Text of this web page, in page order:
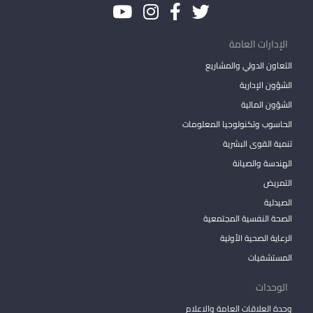
الإدارات العامة
التعاون الدولي والمشاريع
الشؤون الإدارية
الشؤون المالية
الحاسوب وتكنولوجيا المعلومات
تنمية القوى البشرية
الهندسة والصيانة
التمريض
الصيدلية
الصحة النفسية المجتمعية
الرعاية الصحية الأولية
المستشفيات
الوحدات
وحدة العلاقات العامة والاعلام